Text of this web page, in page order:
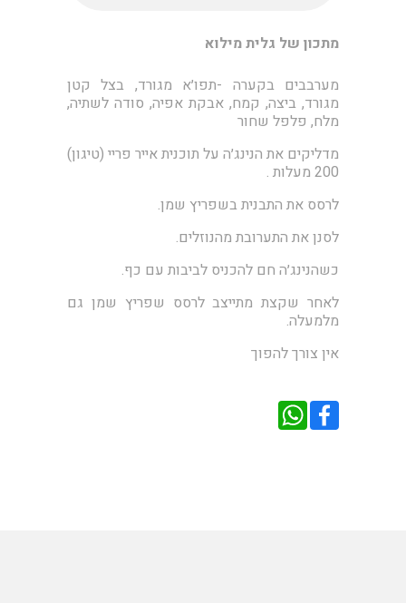
מתכון של גלית מילוא
מערבבים בקערה -תפו׳א מגורד, בצל קטן
מגורד, ביצה, קמח, אבקת אפיה, סודה לשתיה,
מלח, פלפל שחור
מדליקים את הנינג׳ה על תוכנית אייר פריי (טיגון)
200 מעלות .
לרסס את התבנית בשפריץ שמן.
לסנן את התערובת מהנוזלים.
כשהנינג׳ה חם להכניס לביבות עם כף.
לאחר שקצת מתייצב לרסס שפריץ שמן גם
מלמעלה.
אין צורך להפוך